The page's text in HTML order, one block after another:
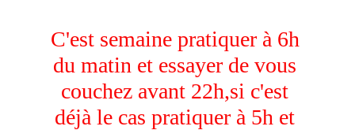
​C'est semaine pratiquer à 6h
du matin et essayer de vous
couchez avant 22h,si c'est
déjà le cas pratiquer à 5h et